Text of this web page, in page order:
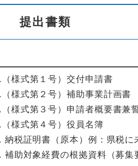
提出書類​
（様式第１号）交付申請書
（様式第２号）補助事業計画書
（様式第３号）申請者概要書兼
様式第４号）役員名簿
納税証明書（原本）例：県税に
補助対象経費の根拠資料（募集